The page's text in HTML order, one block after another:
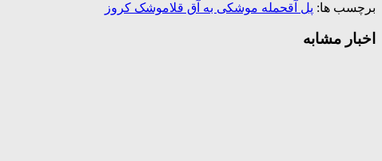
برچسب ها: پل آقحمله موشکی به آق قلاموشک کروز
اخبار مشابه